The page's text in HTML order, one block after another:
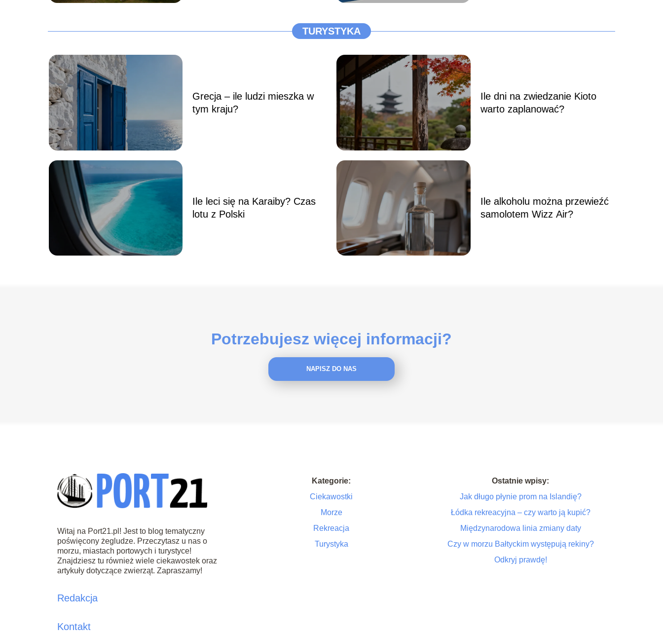
TURYSTYKA
Grecja – ile ludzi mieszka w
tym kraju?
Ile dni na zwiedzanie Kioto
warto zaplanować?
Ile leci się na Karaiby? Czas
lotu z Polski
Ile alkoholu można przewieźć
samolotem Wizz Air?
Potrzebujesz więcej informacji?
NAPISZ DO NAS
Witaj na Port21.pl! Jest to blog tematyczny
poświęcony żegludze. Przeczytasz u nas o
morzu, miastach portowych i turystyce!
Znajdziesz tu również wiele ciekawostek oraz
artykuły dotyczące zwierząt. Zapraszamy!
Redakcja
Kontakt
Kategorie:
Ciekawostki
Morze
Rekreacja
Turystyka
Ostatnie wpisy:
Jak długo płynie prom na Islandię?
Łódka rekreacyjna – czy warto ją kupić?
Międzynarodowa linia zmiany daty
Czy w morzu Bałtyckim występują rekiny?
Odkryj prawdę!